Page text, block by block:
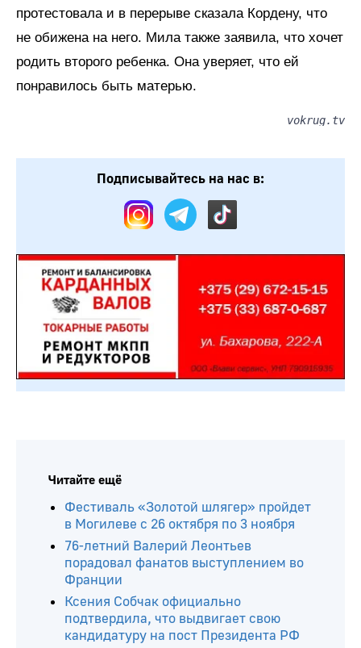
протестовала и в перерыве сказала Кордену, что
не обижена на него. Мила также заявила, что хочет
родить второго ребенка. Она уверяет, что ей
понравилось быть матерью.
vokrug.tv
Подписывайтесь на нас в:
Читайте ещё
Фестиваль «Золотой шлягер» пройдет
в Могилеве с 26 октября по 3 ноября
76-летний Валерий Леонтьев
порадовал фанатов выступлением во
Франции
Ксения Собчак официально
подтвердила, что выдвигает свою
кандидатуру на пост Президента РФ